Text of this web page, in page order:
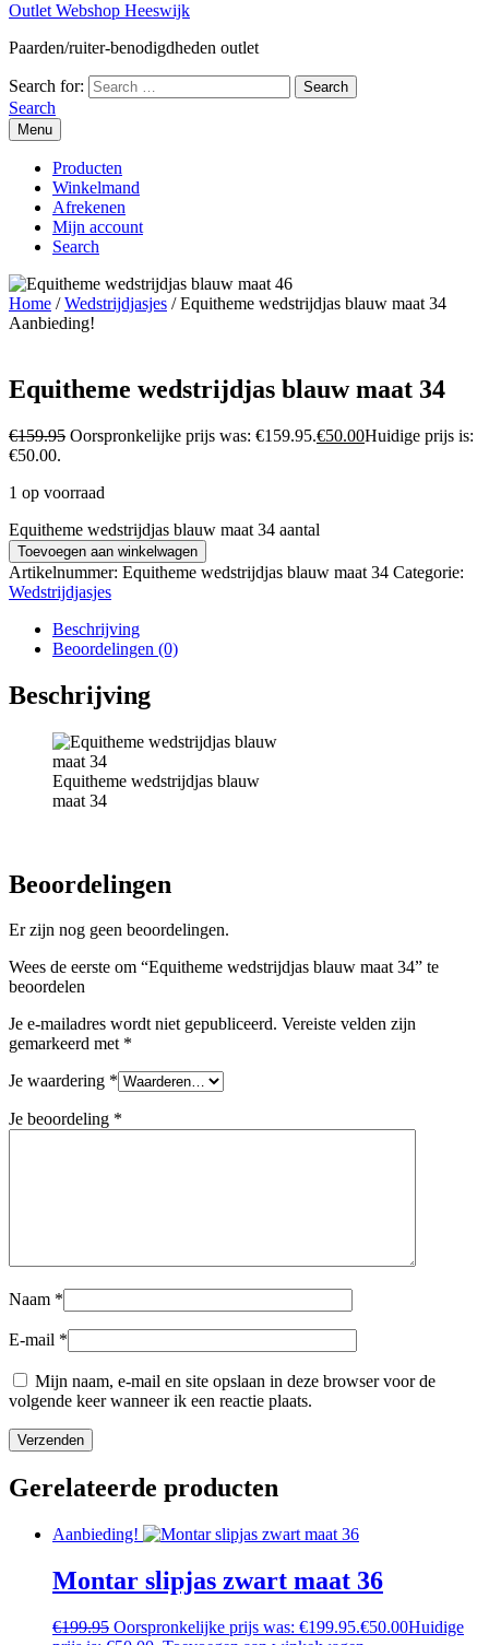
Outlet Webshop Heeswijk
Paarden/ruiter-benodigdheden outlet
Search for:
Search
Menu
Producten
Winkelmand
Afrekenen
Mijn account
Search
Home /Wedstrijdjasjes / Equitheme wedstrijdjas blauw maat 34
Aanbieding!
Equitheme wedstrijdjas blauw maat 34
€159.95 Oorspronkelijke prijs was: €159.95.€50.00Huidige prijs is:
€50.00.
1 op voorraad
Equitheme wedstrijdjas blauw maat 34 aantal
Toevoegen aan winkelwagen
Artikelnummer: Equitheme wedstrijdjas blauw maat 34 Categorie:
Wedstrijdjasjes
Beschrijving
Beoordelingen (0)
Beschrijving
Equitheme wedstrijdjas blauw
maat 34
Beoordelingen
Er zijn nog geen beoordelingen.
Wees de eerste om “Equitheme wedstrijdjas blauw maat 34” te
beoordelen
Je e-mailadres wordt niet gepubliceerd. Vereiste velden zijn
gemarkeerd met *
Je waardering *
Je beoordeling *
Naam *
E-mail *
Mijn naam, e-mail en site opslaan in deze browser voor de
volgende keer wanneer ik een reactie plaats.
Gerelateerde producten
Aanbieding!
Montar slipjas zwart maat 36
€199.95 Oorspronkelijke prijs was: €199.95.€50.00Huidige